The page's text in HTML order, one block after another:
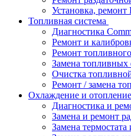
Установка,
Топливная система
Диагностика
Ремонт и
Ремонт
Замена топливных
Очистка
Ремонт / замена
Охлаждение и отопление
Диагностика и
Замена и ремонт
Замена